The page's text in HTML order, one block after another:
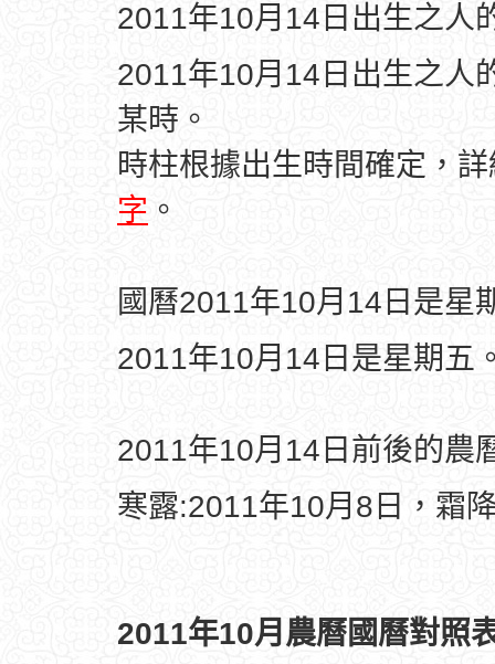
2011年10月14日出生之人
2011年10月14日出生之人
某時。
時柱根據出生時間確定，
字 。
國曆2011年10月14日是星
2011年10月14日是星期五
2011年10月14日前後的農
寒露:2011年10月8日，霜
2011年10月農曆國曆對照